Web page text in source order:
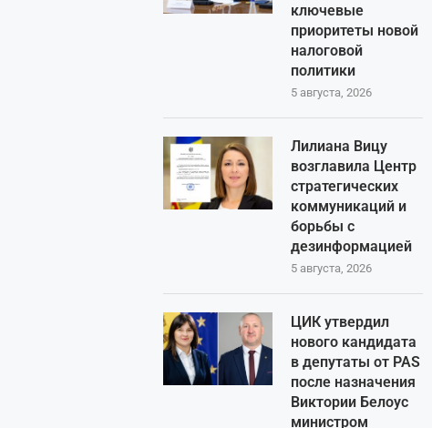
ключевые
приоритеты новой
налоговой
политики
5 августа, 2026
Лилиана Вицу
возглавила Центр
стратегических
коммуникаций и
борьбы с
дезинформацией
5 августа, 2026
ЦИК утвердил
нового кандидата
в депутаты от PAS
после назначения
Виктории Белоус
министром